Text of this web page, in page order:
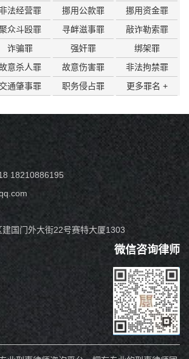
法经营罪 挪用公款罪
挪用资金罪
众斗殴罪 寻衅滋事罪
敲诈勒索罪
诈骗罪 强奸罪
绑架罪
意杀人罪 故意伤害罪
非法拘禁罪
交通肇事罪 职务侵占罪 更多罪名 +
18210886195
国门外大街22号赛特大厦1303
微信咨询律师